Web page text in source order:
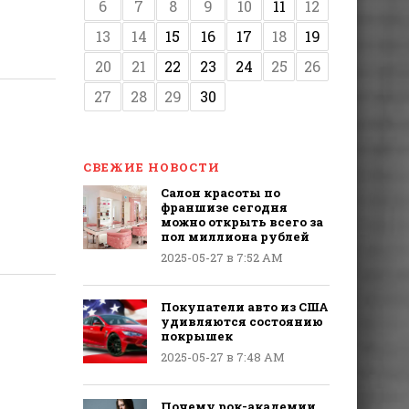
6 7 8 9 10 11
12
13
14 15 16 17 18
19
20
21 22 23 24 25
26
27
28 29 30
СВЕЖИЕ НОВОСТИ
Салон красоты по
франшизе сегодня
можно открыть всего за
пол миллиона рублей
2025-05-27 в 7:52 AM
Покупатели авто из США
удивляются состоянию
покрышек
2025-05-27 в 7:48 AM